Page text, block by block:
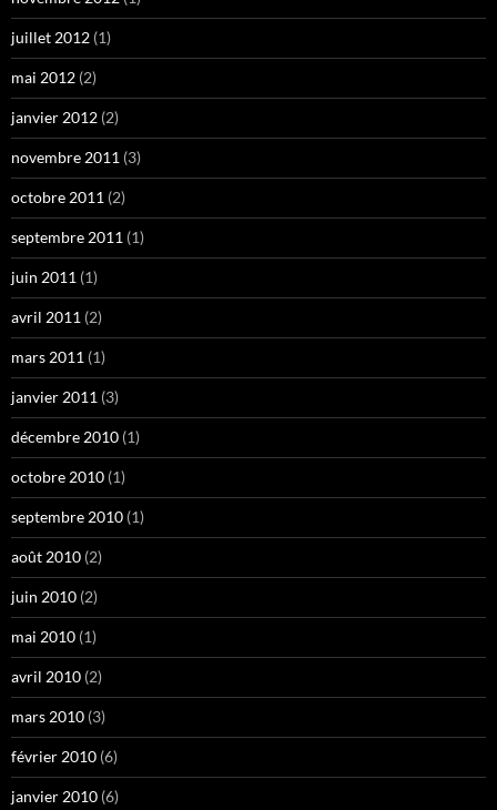
juillet 2012 (1)
mai 2012 (2)
janvier 2012 (2)
novembre 2011 (3)
octobre 2011 (2)
septembre 2011 (1)
juin 2011 (1)
avril 2011 (2)
mars 2011 (1)
janvier 2011 (3)
décembre 2010 (1)
octobre 2010 (1)
septembre 2010 (1)
août 2010 (2)
juin 2010 (2)
mai 2010 (1)
avril 2010 (2)
mars 2010 (3)
février 2010 (6)
janvier 2010 (6)